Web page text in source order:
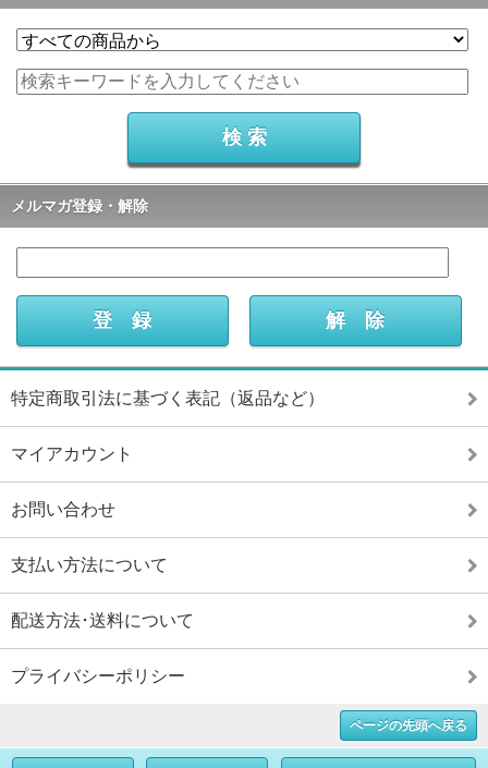
メルマガ登録・解除
特定商取引法に基づく表記（返品など）
マイアカウント
お問い合わせ
支払い方法について
配送方法･送料について
プライバシーポリシー
ページの先頭へ戻る